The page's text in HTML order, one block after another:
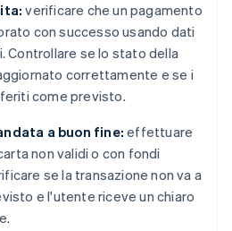
verificare che un pagamento
con successo usando dati
Controllare se lo stato della
correttamente e se i
come previsto.
a buon fine: effettuare
non validi o con fondi
se la transazione non va a
e l'utente riceve un chiaro